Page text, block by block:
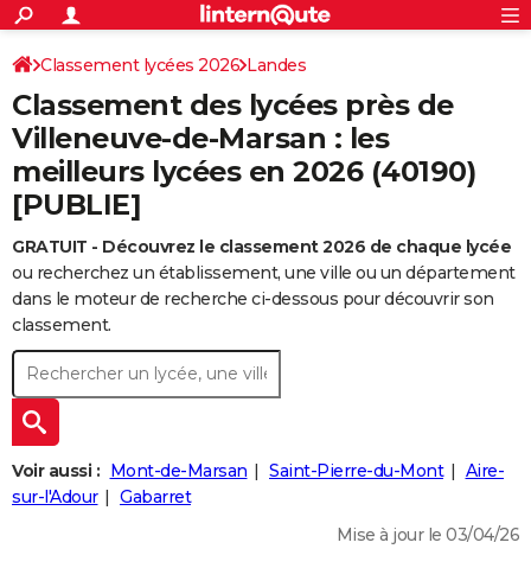
ACTUALITÉS
Politique
Société
Faits Divers
Education
Monde
Villes
+
SPORT
Coupe du monde 2026
Football
Tennis
Cyclisme
Rugby
Forum
CULTURE
Programme TV
TNT
Streaming
Cinéma
Sorties cinéma
Musique
+
FINANCE
Retraite
Impôts
Epargne
Immobilier
Risques naturels par ville
Banque
Assurance
Crédit
AUTO
Réserver un essai
Citadines
Berlines
Forum auto
HIGH-TECH
BRICOLAGE
Aménagement intérieur
Cuisine
Jardinage
+ WEEK-END
Guides de France
Escapades
Patrimoine
Expositions
Musées
Week-end nature
+
LIFESTYLE
SANTE
Alimentation
Guide de la santé
Maladies
Médicaments
Sommeil
+
S'inscrire
Connexion
Classement lycées 2026 Landes
Classement des lycées près de
Villeneuve-de-Marsan : les
meilleurs lycées en 2026 (40190)
[PUBLIE]
GRATUIT - Découvrez le classement 2026 de chaque lycée
ou recherchez un établissement, une ville ou un département
dans le moteur de recherche ci-dessous pour découvrir son
classement.
Voir aussi : Mont-de-Marsan Saint-Pierre-du-Mont
Aire-
sur-l'Adour
Gabarret
Mise à jour le 03/04/26